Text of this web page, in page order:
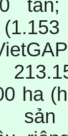
tấn;
ha